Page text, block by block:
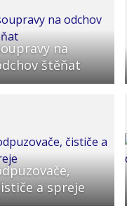
na
štěňat
a spreje